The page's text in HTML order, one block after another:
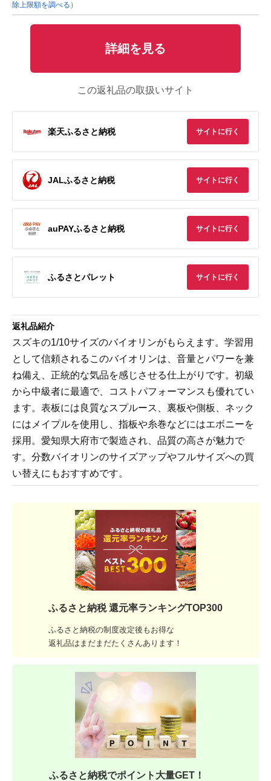
除上限額を調べる）
詳細を見る
この返礼品の取扱いサイト
楽天ふるさと納税 サイトに行く
JALふるさと納税 サイトに行く
auPAYふるさと納税 サイトに行く
ふるさとパレット サイトに行く
返礼品紹介
スズキの1/10サイズのバイオリンがもらえます。学習用
として信頼されるこのバイオリンは、音量とパワーを兼
ね備え、正統的な気品を感じさせる仕上がりです。初級
から中級者に最適で、コストパフォーマンスも優れてい
ます。表板には良質なスプルース、裏板や側板、ネック
にはメイプルを使用し、指板や糸巻などにはエボニーを
採用。愛知県大府市で製造され、品質の高さが魅力で
す。分数バイオリンのサイズアップやフルサイズへの買
い替えにもおすすめです。
ふるさと納税 還元率ランキングTOP300
ふるさと納税の制度改定後もお得な
返礼品はまだまだたくさんあります！
ふるさと納税でポイント大量GET！